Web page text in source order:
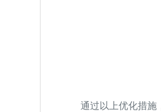
通过以上优化措施，